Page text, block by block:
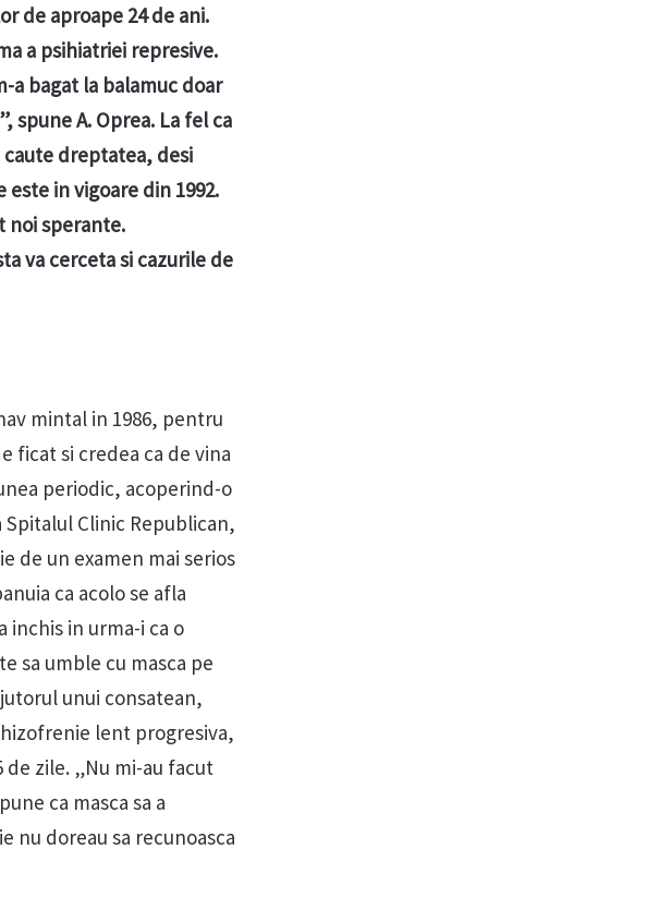
de aproape 24 de ani.
a psihiatriei represive.
a bagat la balamuc doar
spune A. Oprea. La fel ca
dreptatea, desi
in vigoare din 1992.
noi sperante.
va cerceta si cazurile de
mintal in 1986, pentru
ficat si credea ca de vina
periodic, acoperind-o
Clinic Republican,
de un examen mai serios
ca acolo se afla
inchis in urma-i ca o
sa umble cu masca pe
unui consatean,
lent progresiva,
zile. „Nu mi-au facut
ca masca sa a
nu doreau sa recunoasca